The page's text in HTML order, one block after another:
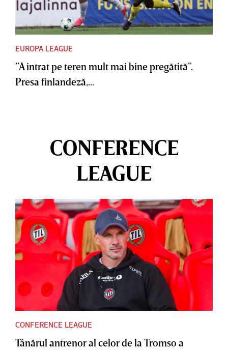
EUROPA LEAGUE
”A intrat pe teren mult mai bine pregătită”.
Presa finlandeză,...
CONFERENCE
LEAGUE
CONFERENCE LEAGUE
Tânărul antrenor al celor de la Tromso a